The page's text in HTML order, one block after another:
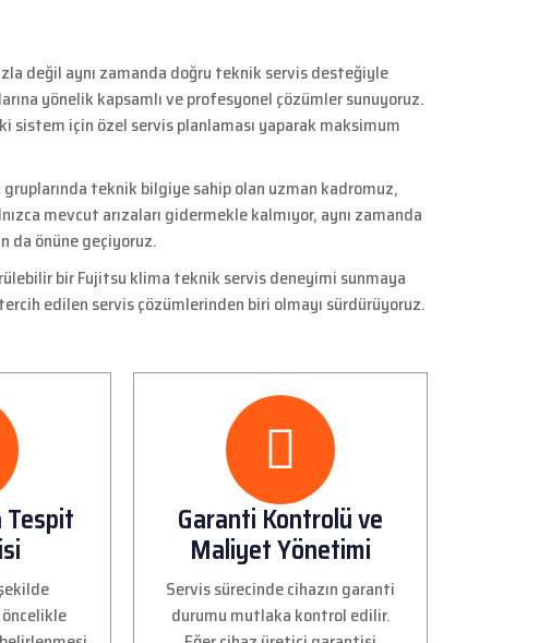
değil aynı zamanda doğru teknik servis desteğiyle
yönelik kapsamlı ve profesyonel çözümler sunuyoruz.
için özel servis planlaması yaparak maksimum
teknik bilgiye sahip olan uzman kadromuz,
mevcut arızaları gidermekle kalmıyor, aynı zamanda
da önüne geçiyoruz.
bir Fujitsu klima teknik servis deneyimi sunmaya
edilen servis çözümlerinden biri olmayı sürdürüyoruz.
Tespit Garanti Kontrolü ve
Maliyet Yönetimi
Servis sürecinde cihazın garanti
durumu mutlaka kontrol edilir.